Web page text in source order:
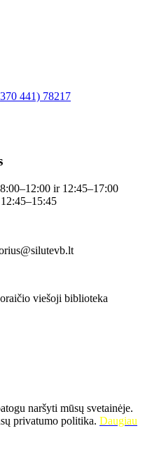
441) 78217
ir 12:45–17:00
viešoji biblioteka
naršyti mūsų svetainėje.
privatumo politika. Daugiau